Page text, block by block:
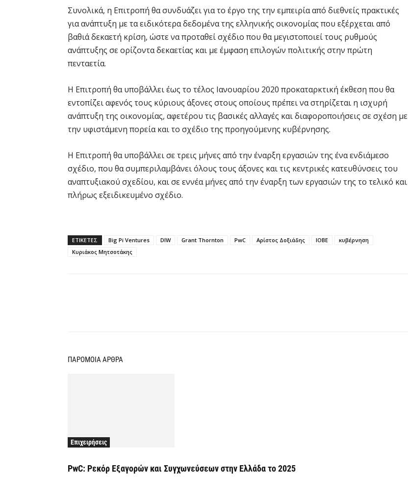
Συνολικά, η Επιτροπή θα συνδυάζει για το έργο της την εμπειρία από διεθνείς πρακτικές
για ανάπτυξη με τα ειδικότερα δεδομένα της ελληνικής οικονομίας που εξέρχεται από
βαθιά δεκαετή κρίση, ώστε να προταθεί σχέδιο που θα μεγιστοποιεί τους ρυθμούς
ανάπτυξης σε ορίζοντα δεκαετίας και με έμφαση επιλογών πολιτικής στην πρώτη
πενταετία.
Η Επιτροπή θα υποβάλλει έως το τέλος Ιανουαρίου 2020 προκαταρκτική έκθεση που θα
εντοπίζει αφενός τους κύριους άξονες στους οποίους πρέπει να στηρίζεται η ισχυρή
ανάπτυξη της οικονομίας, αφετέρου τις βασικές αλλαγές και διαφοροποιήσεις σε σχέση με
την υφιστάμενη πορεία και το σχέδιο της προηγούμενης κυβέρνησης.
Η Επιτροπή θα υποβάλλει σε τρεις μήνες από την έναρξη εργασιών της ένα ενδιάμεσο
σχέδιο, που θα συμπεριλαμβάνει όλους τους άξονες και τις κεντρικές κατευθύνσεις του
αναπτυξιακού σχεδίου, και σε εννέα μήνες από την έναρξη των εργασιών της το τελικό και
πλήρως εξειδικευμένο σχέδιο.
ΕΤΙΚΕΤΕΣ Big Pi Ventures DIW Grant Thornton PwC Αρίστος Δοξιάδης ΙΟΒΕ
κυβέρνηση
Κυριάκος Μητσοτάκης
ΠΑΡΟΜΟΙΑ ΑΡΘΡΑ
Επιχειρήσεις
PwC: Ρεκόρ Εξαγορών και Συγχωνεύσεων στην Ελλάδα το 2025